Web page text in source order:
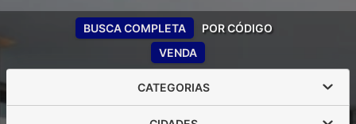
VENDA
BUSCA COMPLETA POR CÓDIGO
CATEGORIAS